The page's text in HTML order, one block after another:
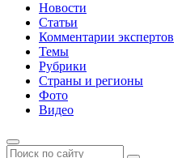
Новости
Статьи
Комментарии экспертов
Темы
Рубрики
Страны и регионы
Фото
Видео